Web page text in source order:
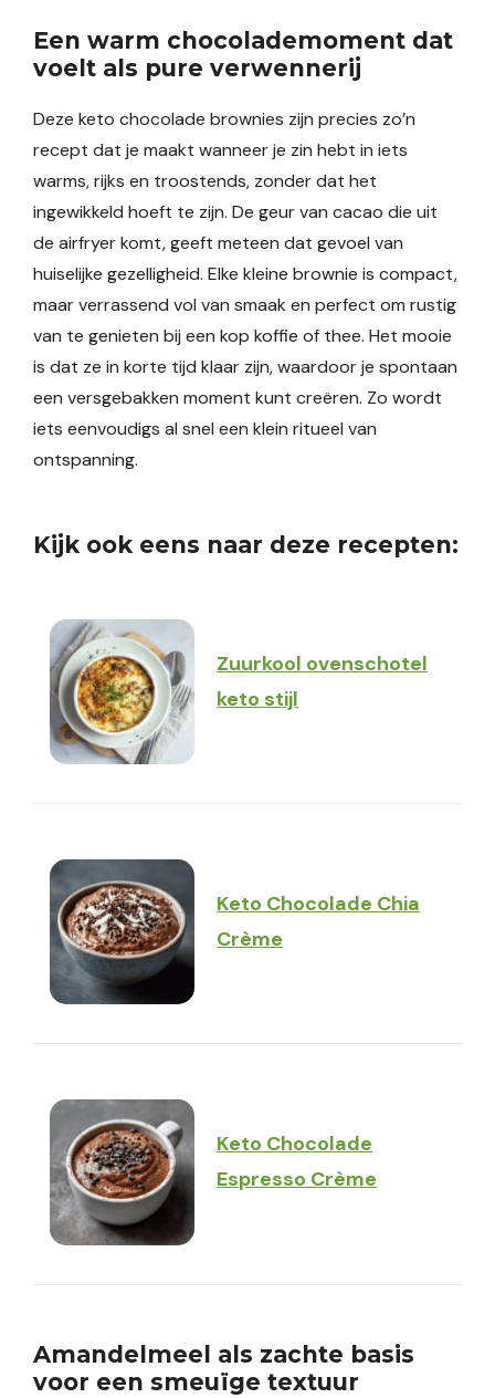
Een warm chocolademoment dat
voelt als pure verwennerij
Deze keto chocolade brownies zijn precies zo’n
recept dat je maakt wanneer je zin hebt in iets
warms, rijks en troostends, zonder dat het
ingewikkeld hoeft te zijn. De geur van cacao die uit
de airfryer komt, geeft meteen dat gevoel van
huiselijke gezelligheid. Elke kleine brownie is compact,
maar verrassend vol van smaak en perfect om rustig
van te genieten bij een kop koffie of thee. Het mooie
is dat ze in korte tijd klaar zijn, waardoor je spontaan
een versgebakken moment kunt creëren. Zo wordt
iets eenvoudigs al snel een klein ritueel van
ontspanning.
Kijk ook eens naar deze recepten:
Zuurkool ovenschotel
keto stijl
Keto Chocolade Chia
Crème
Keto Chocolade
Espresso Crème
Amandelmeel als zachte basis
voor een smeuïge textuur